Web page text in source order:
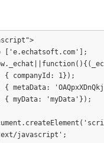
['e.echatsoft.com'];
{ companyId: 1});
{ metaData:
{ myData: 'myData'});
javascript';